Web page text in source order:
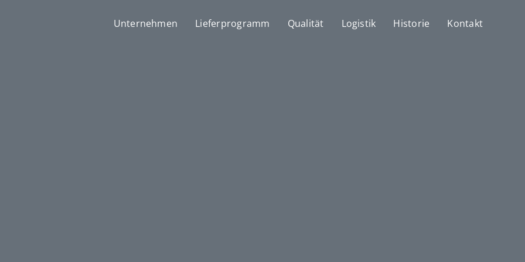
Unternehmen Lieferprogramm Qualität Logistik Historie Kontakt